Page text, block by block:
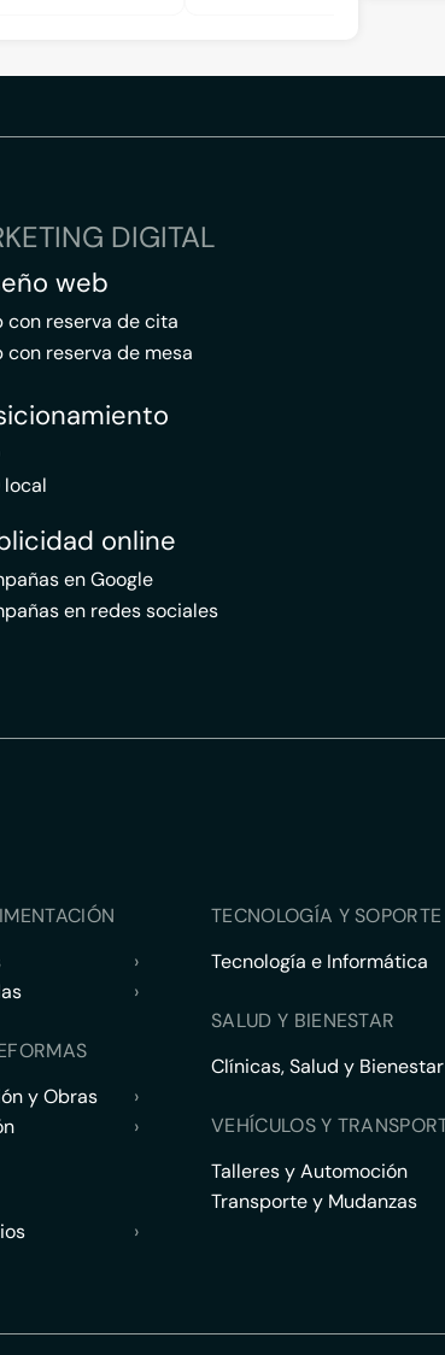
DIGITAL
web
con reserva de cita
con reserva de mesa
local
online
en Google
en redes sociales
›
›
y Obras
›
›
›
TECNOLOGÍA Y
Tecnología e Informática
SALUD Y BIENESTAR
Clínicas, Salud y Bienestar
VEHÍCULOS Y
Talleres y Automoción
Transporte y Mudanzas